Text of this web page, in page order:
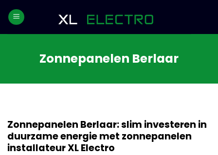
Zonnepanelen Berlaar
Zonnepanelen Berlaar: slim investeren in
duurzame energie met zonnepanelen
installateur XL Electro